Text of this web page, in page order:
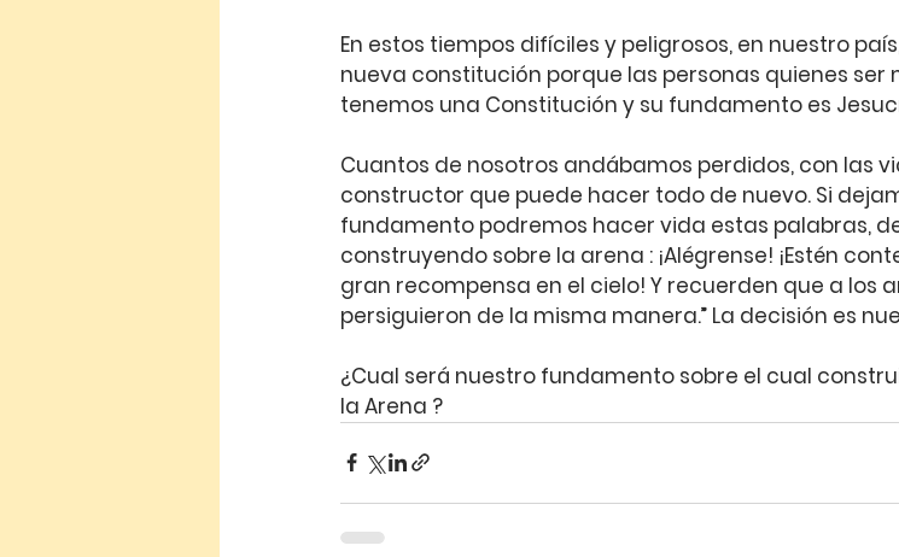
En estos tiempos difíciles y peligrosos, en nuestro
nueva constitución porque las personas quienes ser
tenemos una Constitución y su fundamento es
Cuantos de nosotros andábamos perdidos, con las
constructor que puede hacer todo de nuevo. Si
fundamento podremos hacer vida estas palabras,
construyendo sobre la arena : ¡Alégrense! ¡Estén
gran recompensa en el cielo! Y recuerden que a los
persiguieron de la misma manera.” La decisión es
¿Cual será nuestro fundamento sobre el cual
la Arena ?